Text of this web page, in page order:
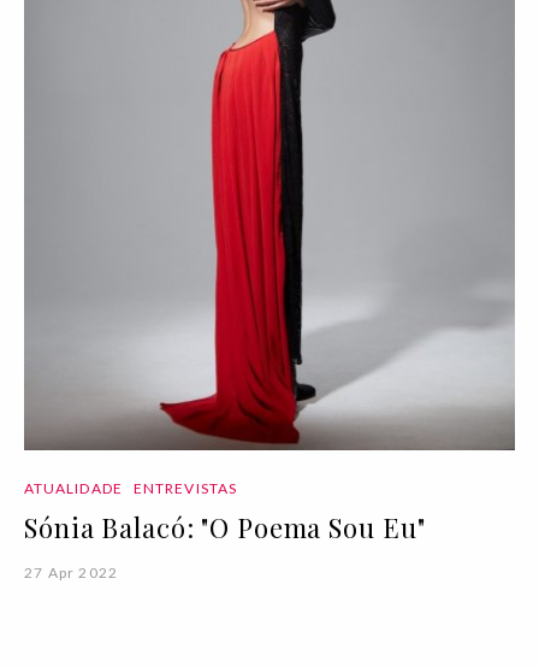
ATUALIDADE ENTREVISTAS
Sónia Balacó: "O Poema Sou Eu"
27 Apr 2022